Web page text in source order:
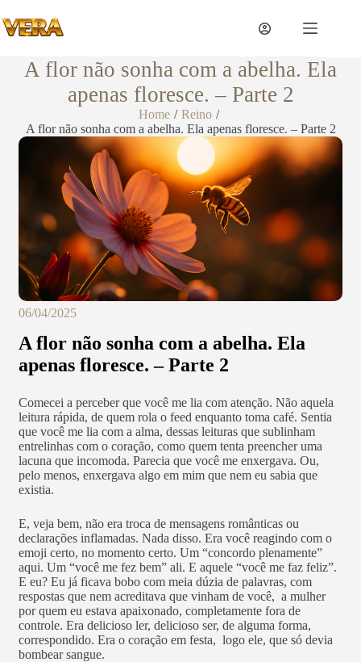
A flor não sonha com a abelha. Ela
apenas floresce. – Parte 2
Home / Reino /
A flor não sonha com a abelha. Ela apenas floresce. – Parte 2
06/04/2025
A flor não sonha com a abelha. Ela
apenas floresce. – Parte 2
Comecei a perceber que você me lia com atenção. Não aquela
leitura rápida, de quem rola o feed enquanto toma café. Sentia
que você me lia com a alma, dessas leituras que sublinham
entrelinhas com o coração, como quem tenta preencher uma
lacuna que incomoda. Parecia que você me enxergava. Ou,
pelo menos, enxergava algo em mim que nem eu sabia que
existia.
E, veja bem, não era troca de mensagens românticas ou
declarações inflamadas. Nada disso. Era você reagindo com o
emoji certo, no momento certo. Um “concordo plenamente”
aqui. Um “você me fez bem” ali. E aquele “você me faz feliz”.
E eu? Eu já ficava bobo com meia dúzia de palavras, com
respostas que nem acreditava que vinham de você, a mulher
por quem eu estava apaixonado, completamente fora de
controle. Era delicioso ler, delicioso ser, de alguma forma,
correspondido. Era o coração em festa, logo ele, que só devia
bombear sangue.